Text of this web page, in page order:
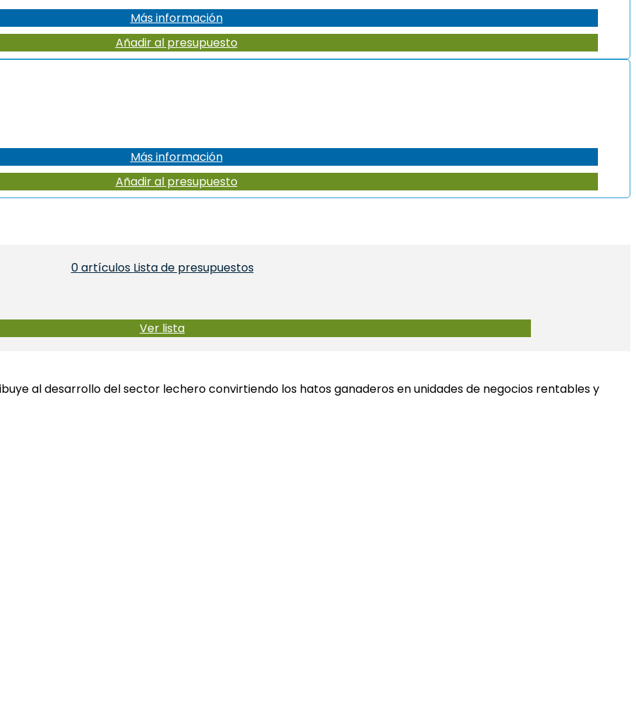
Más información
Añadir al presupuesto
Más información
Añadir al presupuesto
0artículos Lista de presupuestos
Ver lista
al desarrollo del sector lechero convirtiendo los hatos ganaderos en unidades de negocios rentables y